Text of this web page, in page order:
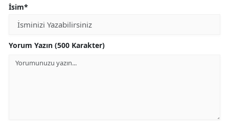
İsim*
Yorum Yazın (500 Karakter)